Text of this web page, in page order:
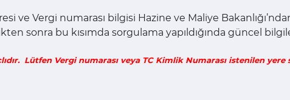
ve Vergi numarası bilgisi Hazine ve Maliye
sonra bu kısımda sorgulama yapıldığında güncel
Lütfen Vergi numarası veya TC Kimlik Numarası istenilen yere